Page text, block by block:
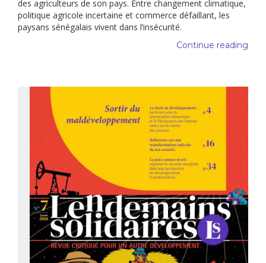
des agriculteurs de son pays. Entre changement climatique,
politique agricole incertaine et commerce défaillant, les
paysans sénégalais vivent dans l’insécurité.
Continue reading